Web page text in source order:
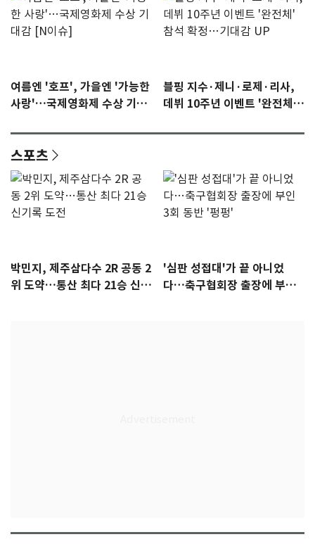
여름엔 '호프', 가을엔 '가능한
사랑'…국제영화제 수상 기대
블핑 지수·제니·로제·리사,
데뷔 10주년 이벤트 '완전체'
스포츠
박민지, 제주삼다수 2R 공동 2
위 도약…통산 최다 21승 신기
'심판 성접대'가 끝 아니었
다…축구협회장 출장에 부인